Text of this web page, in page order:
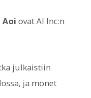
Aoi ovat AI Inc:n
julkaistiin
ja monet